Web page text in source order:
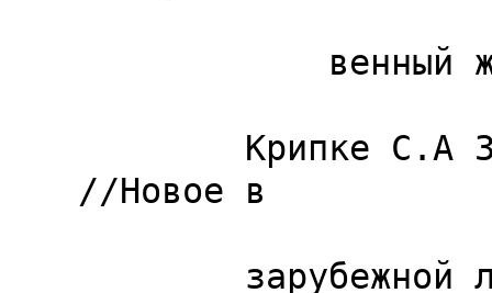
//Новое в